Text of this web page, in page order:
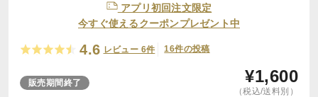
アプリ初回注文限定
今すぐ使えるクーポンプレゼント中
4.6 レビュー 6件 16件の投稿
販売期間終了 ¥1,600
（税込/送料別）